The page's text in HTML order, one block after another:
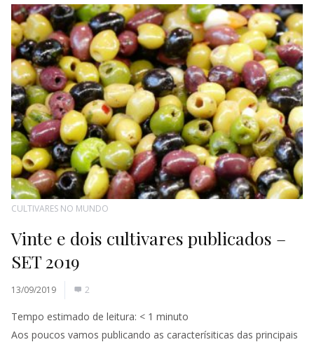
CULTIVARES NO MUNDO
Vinte e dois cultivares publicados –
SET 2019
13/09/2019 2
Tempo estimado de leitura: < 1 minuto
Aos poucos vamos publicando as caracterísiticas das principais